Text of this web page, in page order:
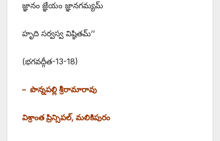
జ్ఞానం జ్ఞేయం జ్ఞానగమ్యమ్‌
‌హృది సర్వస్వ విష్ఠితమ్‌’’
(‌భగవద్గీత-13-18)
– పొన్నపల్లి శ్రీరామారావు
విశ్రాంత ప్రిన్సిపల్‌, ‌మలికిపురం